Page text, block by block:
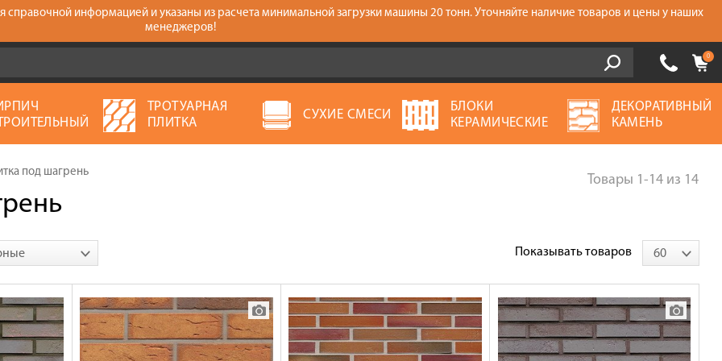
справочной информацией и указаны из расчета минимальной загрузки машины 20 тонн. Уточняйте наличие товаров и цены у наших
менеджеров!
0
ТРОТУАРНАЯ
ПЛИТКА
СУХИЕ СМЕСИ
БЛОКИ
КЕРАМИЧЕСКИЕ
ДЕКОРАТИВНЫЙ
КАМЕНЬ
под шагрень
Товары 1-14из 14
Показывать товаров 60